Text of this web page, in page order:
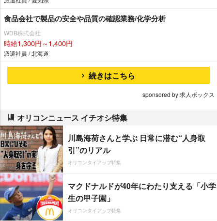
食品会社で製品の安全や品質の確認業務/化学分析
WDB株式会社
時給1,300円～1,400円
派遣社員 / 北海道
続きはこちら
sponsored by 求人ボックス
オリコンニュース イチオシ特集
川島海荷さんと学ぶ 日常に潜む“人身取
引”のリアル
オリコンタイアップ特集
マクドナルドが40年にわたり支える「小学
生の甲子園」
オリコンタイアップ特集